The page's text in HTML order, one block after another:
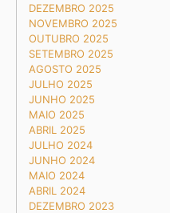
DEZEMBRO 2025
NOVEMBRO 2025
OUTUBRO 2025
SETEMBRO 2025
AGOSTO 2025
JULHO 2025
JUNHO 2025
MAIO 2025
ABRIL 2025
JULHO 2024
JUNHO 2024
MAIO 2024
ABRIL 2024
DEZEMBRO 2023